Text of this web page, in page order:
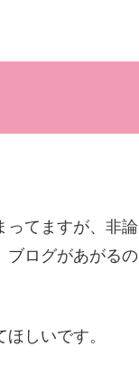
ってますが、非論
ブログがあがるの
しいです。